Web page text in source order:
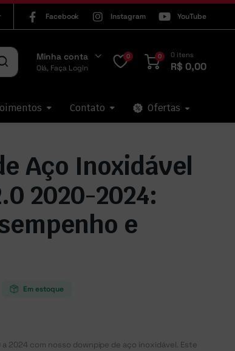
Facebook Instagram YouTube
Minha conta
Olá, Faça Login
0 0 0 itens
R$ 0,00
Contato Ofertas
Aço Inoxidável
2020-2024:
e
Em estoque
2024 com nosso downpipe de aço inoxidável. Este